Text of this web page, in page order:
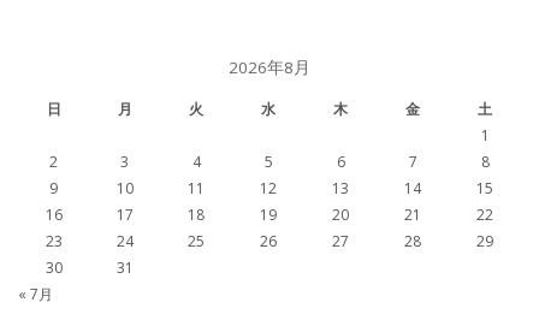
2026年8月
日 月 火 水 木 金
土
1
2
3 4 5 6 7
8
9
10 11 12 13 14
15
16
17 18 19 20 21
22
23
24 25 26 27 28
29
30
31
« 7月